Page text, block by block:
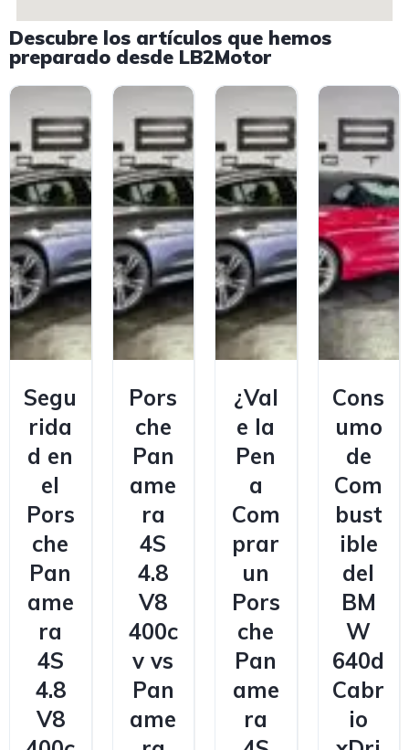
Descubre los artículos que hemos
preparado desde LB2Motor
Segu
rida
d en
el
Pors
che
Pan
ame
ra
4S
4.8
V8
Pors
che
Pan
ame
ra
4S
4.8
V8
400c
v vs
Pan
ame
¿Val
e la
Pen
a
Com
prar
un
Pors
che
Pan
ame
ra
Cons
umo
de
Com
bust
ible
del
BM
W
640d
Cabr
io